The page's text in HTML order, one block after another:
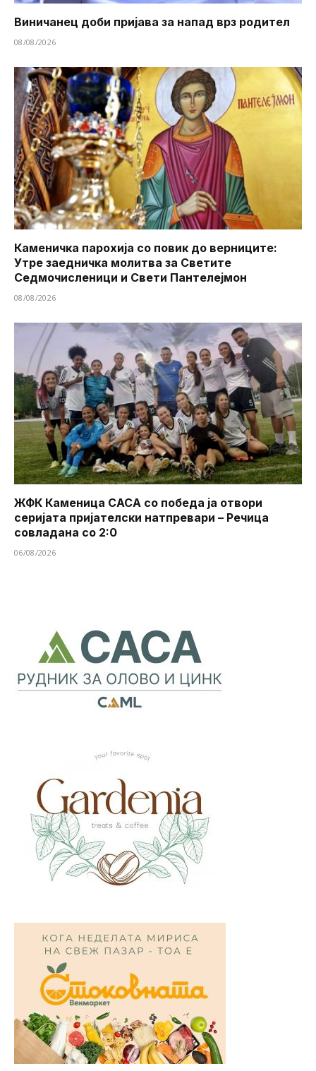
Виничанец доби пријава за напад врз родител
08/08/2026
Каменичка парохија со повик до верниците:
Утре заедничка молитва за Светите
Седмочисленици и Свети Пантелејмон
08/08/2026
ЖФК Каменица САСА со победа ја отвори
серијата пријателски натпревари – Речица
совладана со 2:0
06/08/2026